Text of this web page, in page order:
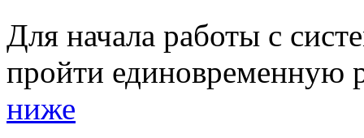
Для начала работы с
пройти единовременную
ниже